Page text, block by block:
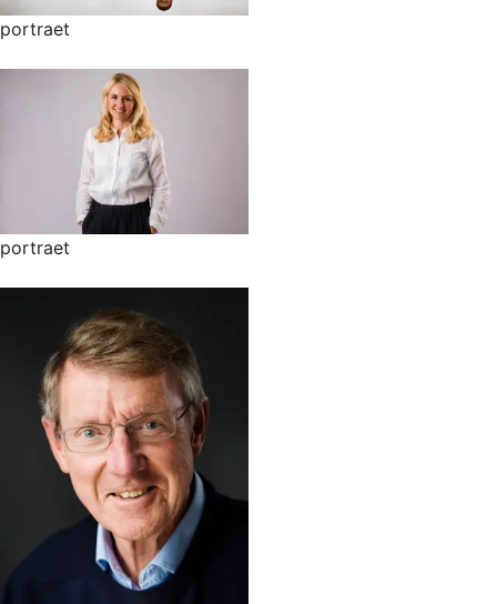
portraet
portraet